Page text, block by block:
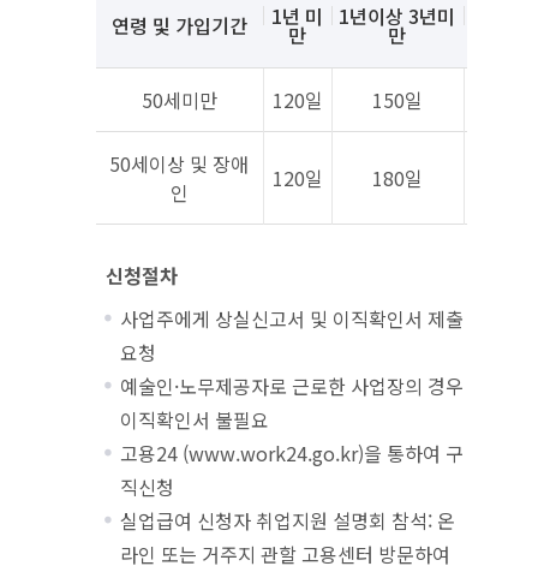
연령 및 가입기간 1년 미
만
1년이상 3년미
만
50세미만 120일 150일
50세이상 및 장애
인
120일 180일
신청절차
사업주에게 상실신고서 및 이직확인서 제출
요청
예술인·노무제공자로 근로한 사업장의 경우
이직확인서 불필요
고용24 (www.work24.go.kr)을 통하여 구
직신청
실업급여 신청자 취업지원 설명회 참석: 온
라인 또는 거주지 관할 고용센터 방문하여